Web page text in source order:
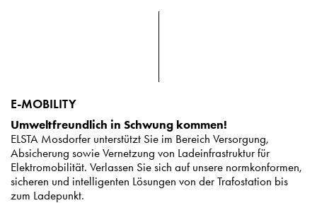
E-MOBILITY
Umweltfreundlich in Schwung kommen!
ELSTA Mosdorfer unterstützt Sie im Bereich Versorgung,
Absicherung sowie Vernetzung von Ladeinfrastruktur für
Elektromobilität. Verlassen Sie sich auf unsere normkonformen,
sicheren und intelligenten Lösungen von der Trafostation bis
zum Ladepunkt.